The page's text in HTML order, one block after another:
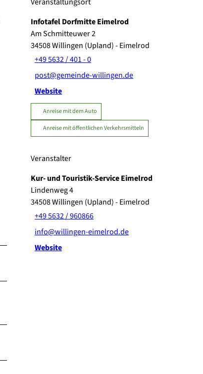
Infotafel Dorfmitte Eimelrod
Am Schmitteuwer 2
34508Willingen (Upland)- Eimelrod
+49 5632 / 401 - 0
post@gemeinde-willingen.de
Website
Anreise mit dem Auto
Anreise mit öffentlichen Verkehrsmitteln
Veranstalter
Kur- und Touristik-Service Eimelrod
Lindenweg 4
34508Willingen (Upland)- Eimelrod
+49 5632 / 960866
info@willingen-eimelrod.de
Website